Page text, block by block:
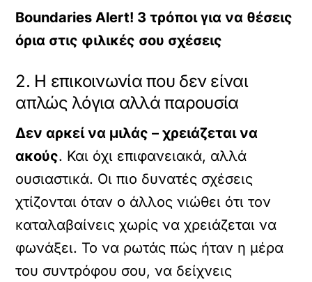
Boundaries Alert! 3 τρόποι για να θέσεις
όρια στις φιλικές σου σχέσεις
2. Η επικοινωνία που δεν είναι
απλώς λόγια αλλά παρουσία
Δεν αρκεί να μιλάς – χρειάζεται να
ακούς. Και όχι επιφανειακά, αλλά
ουσιαστικά. Οι πιο δυνατές σχέσεις
χτίζονται όταν ο άλλος νιώθει ότι τον
καταλαβαίνεις χωρίς να χρειάζεται να
φωνάξει. Το να ρωτάς πώς ήταν η μέρα
του συντρόφου σου, να δείχνεις